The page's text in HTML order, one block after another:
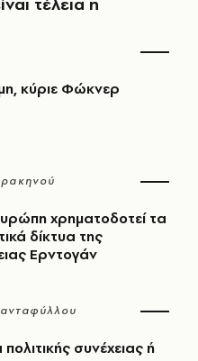
κύριε Φώκνερ
χρηματοδοτεί τα
δίκτυα της
Ερντογάν
συνέχειας ή